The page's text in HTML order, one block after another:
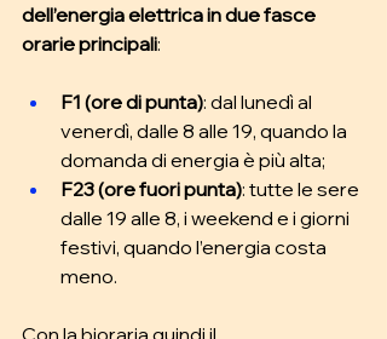
dell’energia elettrica in due fasce
orarie principali:
F1 (ore di punta): dal lunedì al
venerdì, dalle 8 alle 19, quando la
domanda di energia è più alta;
F23 (ore fuori punta): tutte le sere
dalle 19 alle 8, i weekend e i giorni
festivi, quando l’energia costa
meno.
Con la bioraria quindi il